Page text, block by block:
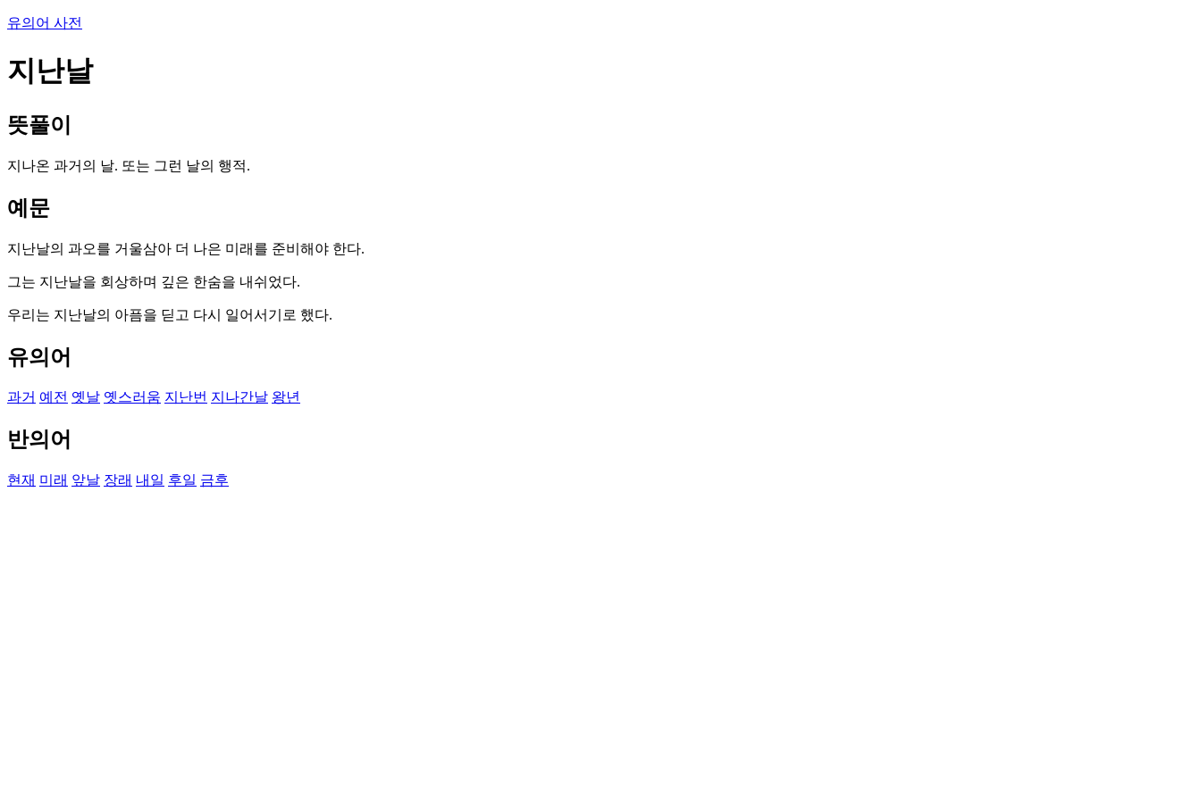
유의어 사전
지난날
뜻풀이
지나온 과거의 날. 또는 그런 날의 행적.
예문
지난날의 과오를 거울삼아 더 나은 미래를 준비해야 한다.
그는 지난날을 회상하며 깊은 한숨을 내쉬었다.
우리는 지난날의 아픔을 딛고 다시 일어서기로 했다.
유의어
과거 예전 옛날 옛스러움 지난번 지나간날 왕년
반의어
현재 미래 앞날 장래 내일 후일 금후